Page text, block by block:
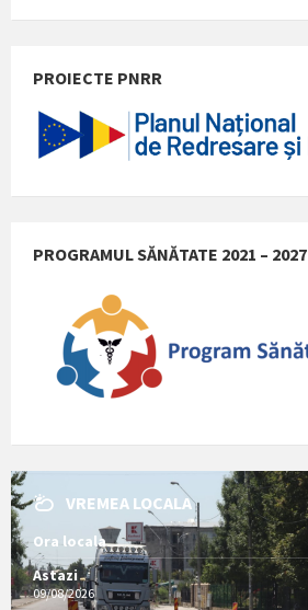
PROIECTE PNRR
PROGRAMUL SĂNĂTATE 2021 – 2027
VREMEA LOCALA
Ora locala
Astazi
09/08/2026